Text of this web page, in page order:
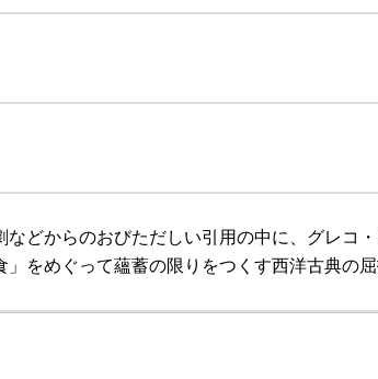
などからのおびただしい引用の中に、グレコ
をめぐって蘊蓄の限りをつくす西洋古典の